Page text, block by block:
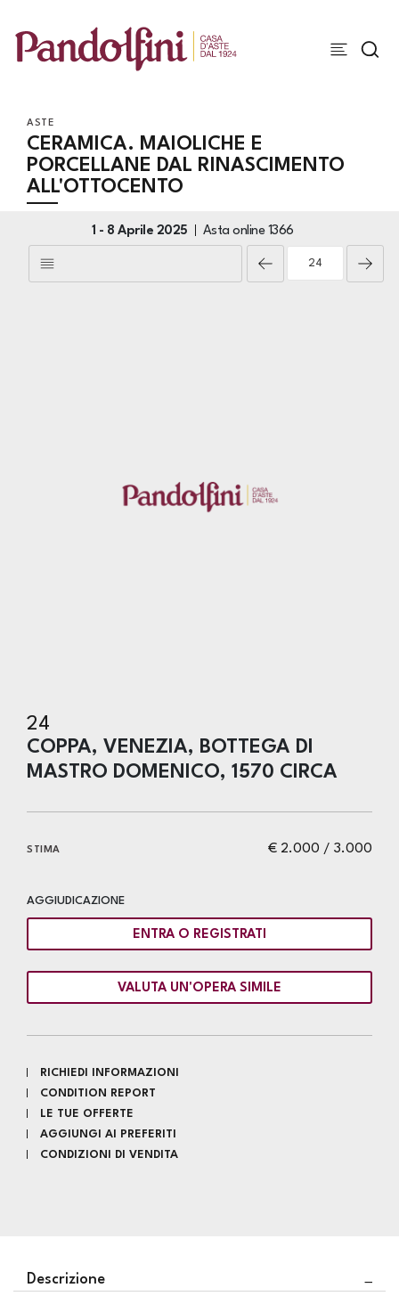
ASTE
CERAMICA. MAIOLICHE E
PORCELLANE DAL RINASCIMENTO
ALL'OTTOCENTO
1 - 8 Aprile 2025 Asta online 1366
24
COPPA, VENEZIA, BOTTEGA DI
MASTRO DOMENICO, 1570 CIRCA
€ 2.000 / 3.000
STIMA
AGGIUDICAZIONE
ENTRA O REGISTRATI
VALUTA UN'OPERA SIMILE
RICHIEDI INFORMAZIONI
CONDITION REPORT
LE TUE OFFERTE
AGGIUNGI AI PREFERITI
CONDIZIONI DI VENDITA
Descrizione